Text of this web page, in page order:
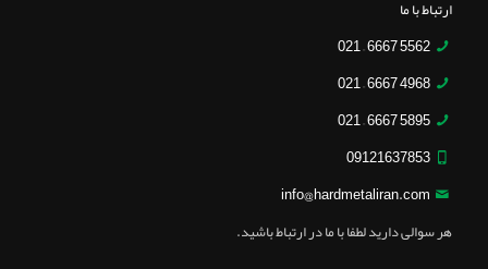
ارتباط با ما
5562 6667 – 021
4968 6667 – 021
5895 6667 – 021
09121637853
info@hardmetaliran.com
هر سوالی دارید لطفا با ما در ارتباط باشید.